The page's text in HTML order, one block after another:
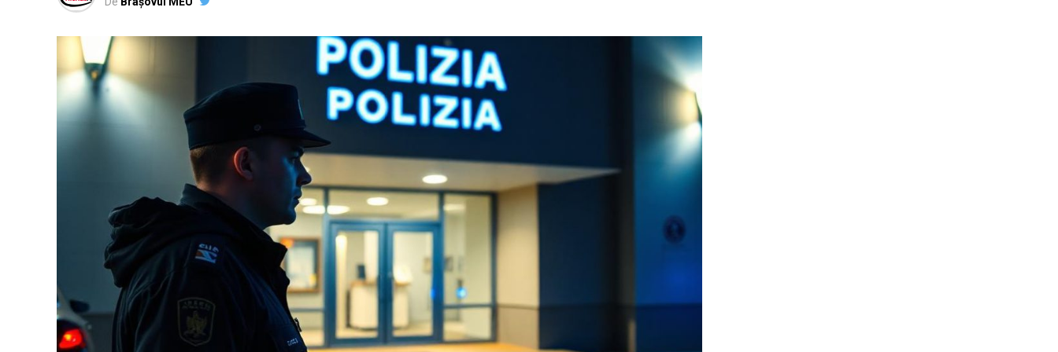
protejat atent de Marcel Bălan, nume care apare recurent în anchetele Incisiv de Prahova
drept mare păpușar din umbră.
Problemele lui Năsulea cu legea nu sunt bârfe de hol: i s-a constituit dosar penal pentru
violență domestică, după ce și-ar fi agresat fosta soție. Când polițiștii de la Biroul Rutier
Ploiești i-au reținut permisul de conducere, a reacționat ca un „mic zeu” local: sfidare,
amenințări, promisiuni de „probleme la locul de muncă”. Un civil în astfel de postură? Dosar
penal. Un șef de logistică? Protecție.
Sezon nou în „Grădinița de cadre”: „tăticul plângăcios” își face
probe la secție
Ultimul episod din serialul „Grădinița de cadre a IPJ Prahova” – sezonul XXX – îl are tot pe
Alexandru Năsulea în rol principal, de data aceasta în registru lacrimogen.
Conform noilor informații primite din interior, în urmă cu aproximativ 2–3 săptămâni,
renumitul „maestru al șuruburilor”, cunoscut și ca „șeful la chiloți” al Logisticii, s-a